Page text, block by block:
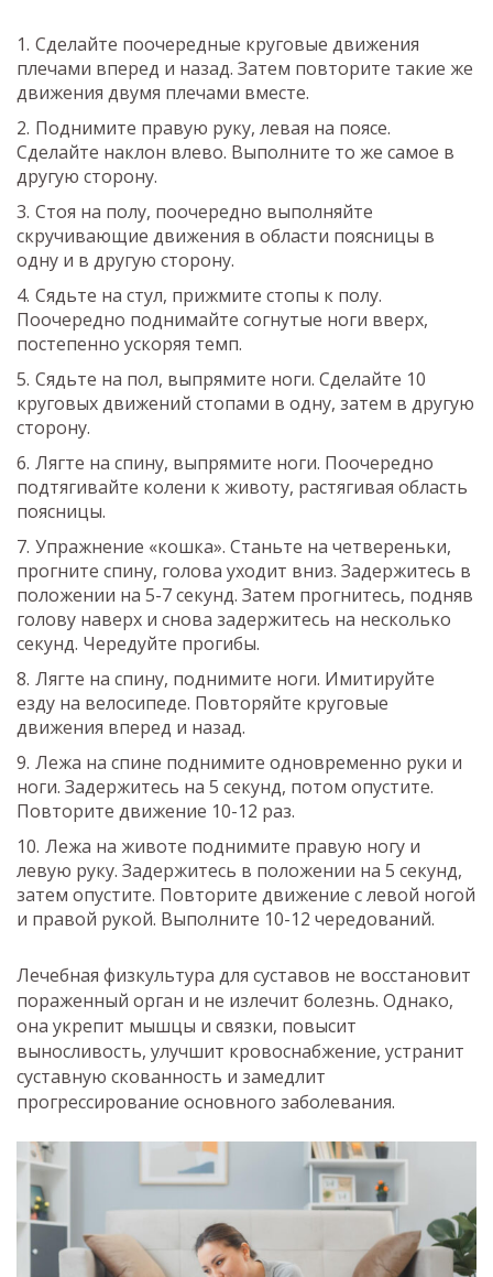
Сделайте поочередные круговые движения
плечами вперед и назад. Затем повторите такие же
движения двумя плечами вместе.
Поднимите правую руку, левая на поясе.
Сделайте наклон влево. Выполните то же самое в
другую сторону.
Стоя на полу, поочередно выполняйте
скручивающие движения в области поясницы в
одну и в другую сторону.
Сядьте на стул, прижмите стопы к полу.
Поочередно поднимайте согнутые ноги вверх,
постепенно ускоряя темп.
Сядьте на пол, выпрямите ноги. Сделайте 10
круговых движений стопами в одну, затем в другую
сторону.
Лягте на спину, выпрямите ноги. Поочередно
подтягивайте колени к животу, растягивая область
поясницы.
Упражнение «кошка». Станьте на четвереньки,
прогните спину, голова уходит вниз. Задержитесь в
положении на 5-7 секунд. Затем прогнитесь, подняв
голову наверх и снова задержитесь на несколько
секунд. Чередуйте прогибы.
Лягте на спину, поднимите ноги. Имитируйте
езду на велосипеде. Повторяйте круговые
движения вперед и назад.
Лежа на спине поднимите одновременно руки и
ноги. Задержитесь на 5 секунд, потом опустите.
Повторите движение 10-12 раз.
Лежа на животе поднимите правую ногу и
левую руку. Задержитесь в положении на 5 секунд,
затем опустите. Повторите движение с левой ногой
и правой рукой. Выполните 10-12 чередований.
Лечебная физкультура для суставов не восстановит
пораженный орган и не излечит болезнь. Однако,
она укрепит мышцы и связки, повысит
выносливость, улучшит кровоснабжение, устранит
суставную скованность и замедлит
прогрессирование основного заболевания.